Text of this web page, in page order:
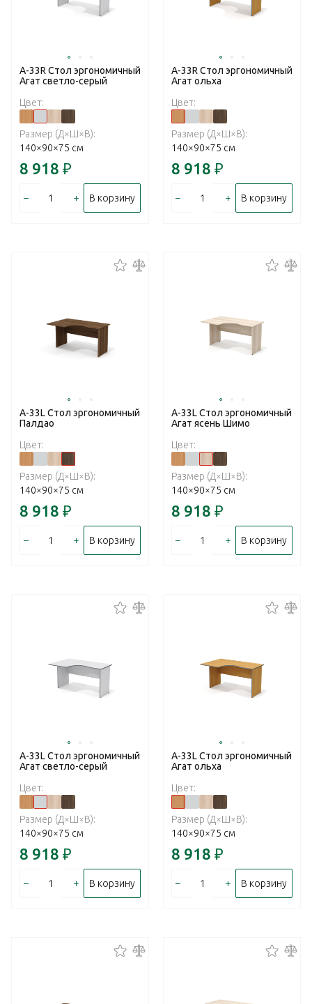
А-33R Стол эргономичный
Агат светло-серый
Цвет:
Размер (Д×Ш×В):
140×90×75 см
8 918 ₽
– + В корзину
А-33R Стол эргономичный
Агат ольха
Цвет:
Размер (Д×Ш×В):
140×90×75 см
8 918 ₽
– + В корзину
А-33L Стол эргономичный
Палдао
Цвет:
Размер (Д×Ш×В):
140×90×75 см
8 918 ₽
– + В корзину
А-33L Стол эргономичный
Агат ясень Шимо
Цвет:
Размер (Д×Ш×В):
140×90×75 см
8 918 ₽
– + В корзину
А-33L Стол эргономичный
Агат светло-серый
Цвет:
Размер (Д×Ш×В):
140×90×75 см
8 918 ₽
– + В корзину
А-33L Стол эргономичный
Агат ольха
Цвет:
Размер (Д×Ш×В):
140×90×75 см
8 918 ₽
– + В корзину